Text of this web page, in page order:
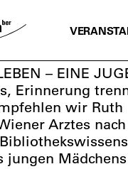
– EINE
Erinnerung
wir
Arztes
jungen